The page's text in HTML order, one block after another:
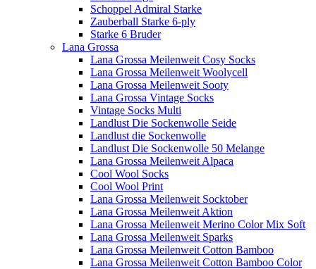
Schoppel Admiral Starke
Zauberball Starke 6-ply
Starke 6 Bruder
Lana Grossa
Lana Grossa Meilenweit Cosy Socks
Lana Grossa Meilenweit Woolycell
Lana Grossa Meilenweit Sooty
Lana Grossa Vintage Socks
Vintage Socks Multi
Landlust Die Sockenwolle Seide
Landlust die Sockenwolle
Landlust Die Sockenwolle 50 Melange
Lana Grossa Meilenweit Alpaca
Cool Wool Socks
Cool Wool Print
Lana Grossa Meilenweit Socktober
Lana Grossa Meilenweit Aktion
Lana Grossa Meilenweit Merino Color Mix Soft
Lana Grossa Meilenweit Sparks
Lana Grossa Meilenweit Cotton Bamboo
Lana Grossa Meilenweit Cotton Bamboo Color